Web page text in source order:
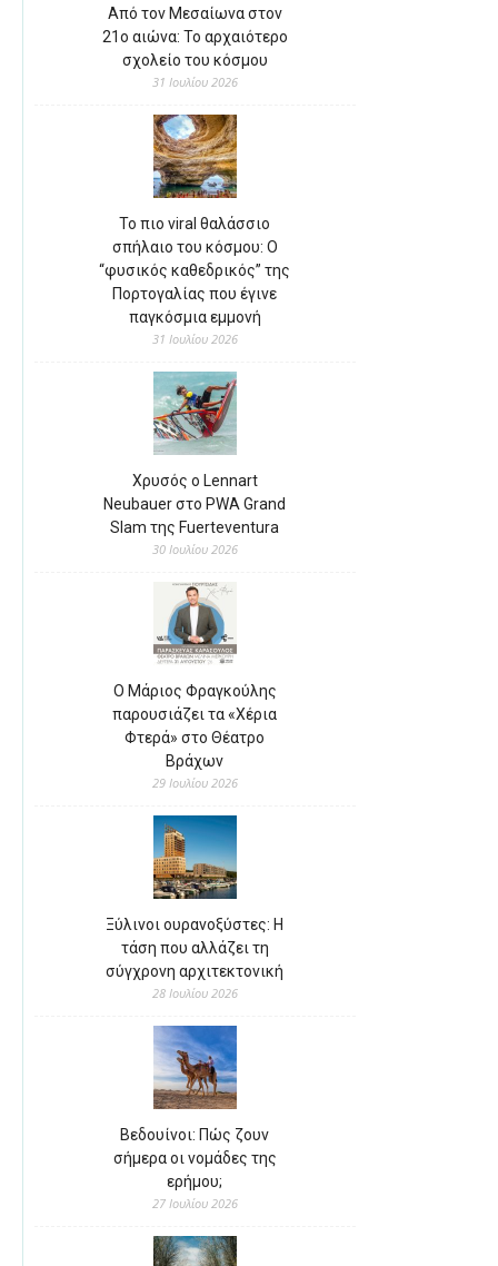
Από τον Μεσαίωνα στον
21ο αιώνα: Το αρχαιότερο
σχολείο του κόσμου
31 Ιουλίου 2026
Το πιο viral θαλάσσιο
σπήλαιο του κόσμου: Ο
“φυσικός καθεδρικός” της
Πορτογαλίας που έγινε
παγκόσμια εμμονή
31 Ιουλίου 2026
Χρυσός ο Lennart
Neubauer στο PWA Grand
Slam της Fuerteventura
30 Ιουλίου 2026
Ο Μάριος Φραγκούλης
παρουσιάζει τα «Χέρια
Φτερά» στο Θέατρο
Βράχων
29 Ιουλίου 2026
Ξύλινοι ουρανοξύστες: Η
τάση που αλλάζει τη
σύγχρονη αρχιτεκτονική
28 Ιουλίου 2026
Βεδουίνοι: Πώς ζουν
σήμερα οι νομάδες της
ερήμου;
27 Ιουλίου 2026